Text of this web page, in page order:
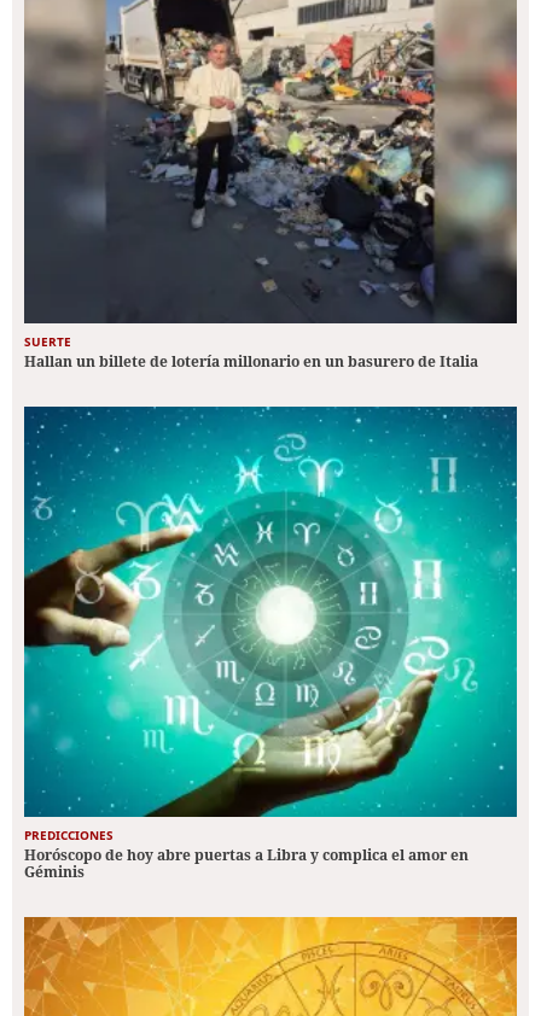
SUERTE
Hallan un billete de lotería millonario en un basurero de Italia
PREDICCIONES
Horóscopo de hoy abre puertas a Libra y complica el amor en
Géminis